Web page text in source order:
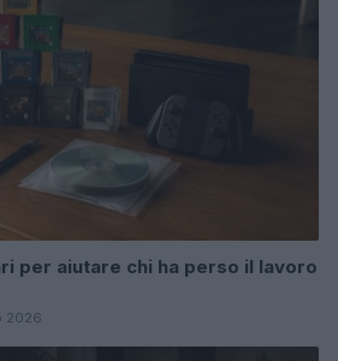
per aiutare chi ha perso il lavoro
2026